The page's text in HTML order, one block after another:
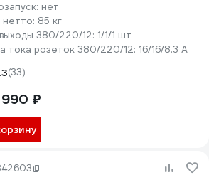
нет
нетто: 85 кг
380/220/12: 1/1/1 шт
тока розеток 380/220/12: 16/16/8.3 А
(33)
₽